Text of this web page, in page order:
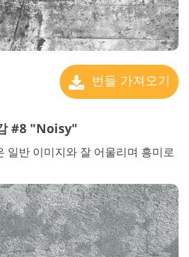
번들 가져오기
#8 "Noisy"
일반 이미지와 잘 어울리며 흥미로